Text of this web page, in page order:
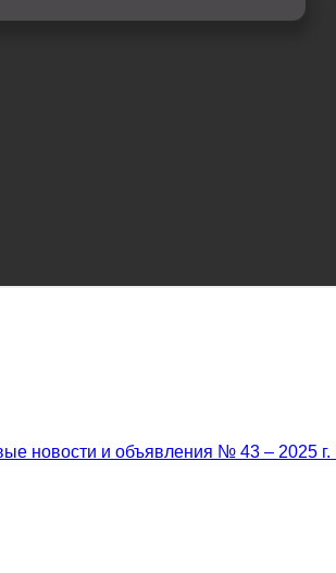
новости и объявления № 43 – 2025 г.